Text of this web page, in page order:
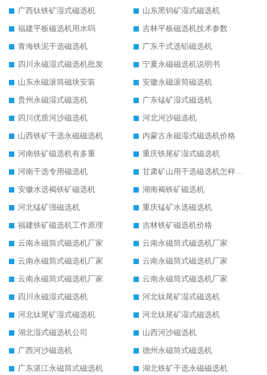
广西钛铁矿湿式磁选机
山东黑钨矿湿式磁选机
福建平板磁选机用水吗
吉林平板磁选机技术参数
青海铁泥干选磁选机
广东干式选铝磁选机
四川永磁湿式磁选机批发
宁夏永磁磁选机说明书
山东永磁滚筒磁块安装
安徽永磁滚筒磁选机
贵州永磁湿式磁选机
广东锰矿湿式磁选机
四川优质河沙磁选机
河北河沙磁选机
山西铁矿干选永磁磁选机
内蒙古永磁湿式磁选机价格
河南铁矿磁选机有多重
重庆铁尾矿湿式磁选机
河南干选专用磁选机
甘肃矿山用干选磁选机怎样调磁
安徽水选褐铁矿磁选机
湖南褐铁矿磁选机
河北锰矿强磁选机
重庆锰矿水选磁选机
福建铁矿磁选机工作原理
吉林铁矿磁选机价格
云南永磁筒式磁选机厂家
云南永磁筒式磁选机厂家
云南永磁筒式磁选机厂家
云南永磁筒式磁选机厂家
云南永磁筒式磁选机厂家
云南永磁筒式磁选机厂家
四川永磁湿式磁选机
河北钛尾矿湿式磁选机
河北钛尾矿湿式磁选机
河北钛尾矿湿式磁选机
湖北湿式磁选机公司
山西河沙磁选机
广西河沙磁选机
德州永磁筒式磁选机
广东湛江永磁筒式磁选机
湖北铁矿干选永磁磁选机